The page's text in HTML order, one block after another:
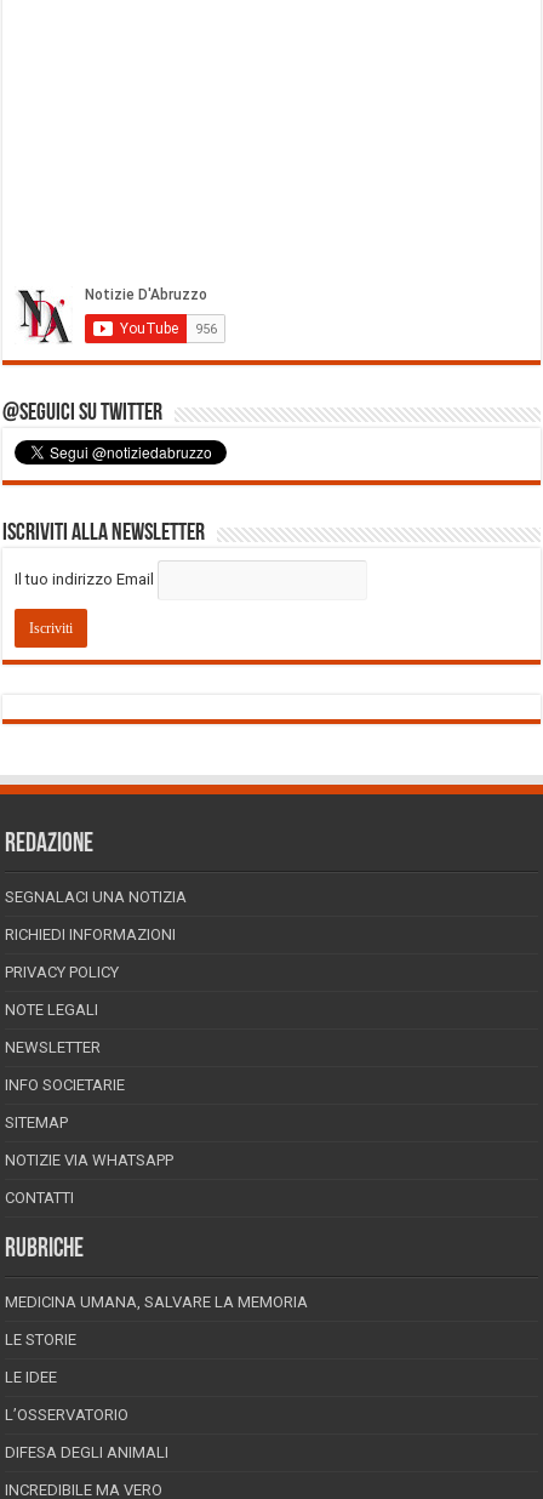
@Seguici su Twitter
Iscriviti alla Newsletter
Il tuo indirizzo Email
REDAZIONE
SEGNALACI UNA NOTIZIA
RICHIEDI INFORMAZIONI
PRIVACY POLICY
NOTE LEGALI
NEWSLETTER
INFO SOCIETARIE
SITEMAP
NOTIZIE VIA WHATSAPP
CONTATTI
RUBRICHE
MEDICINA UMANA, SALVARE LA MEMORIA
LE STORIE
LE IDEE
L’OSSERVATORIO
DIFESA DEGLI ANIMALI
INCREDIBILE MA VERO